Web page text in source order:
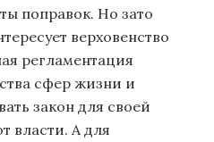
поправок. Но зато
верховенство
регламентация
сфер жизни и
закон для своей
власти. А для